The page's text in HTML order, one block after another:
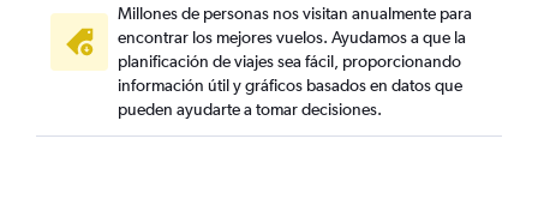
Millones de personas nos visitan anualmente para
encontrar los mejores vuelos. Ayudamos a que la
planificación de viajes sea fácil, proporcionando
información útil y gráficos basados en datos que
pueden ayudarte a tomar decisiones.